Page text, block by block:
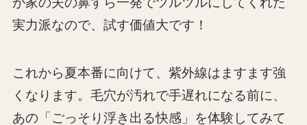
実力派なので、試す価値大です！
これから夏本番に向けて、紫外線はますます強
くなります。毛穴が汚れで手遅れになる前に、
あの「ごっそり浮き出る快感」を体験してみて